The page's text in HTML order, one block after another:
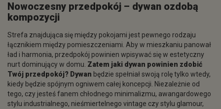
Nowoczesny przedpokój – dywan ozdobą
kompozycji
Strefa znajdująca się między pokojami jest pewnego rodzaju
łącznikiem między pomieszczeniami. Aby w mieszkaniu panował
ład i harmonia, przedpokój powinien wpisywać się w estetyczny
nurt dominujący w domu. Zatem jaki dywan powinien zdobić
Twój przedpokój? Dywan będzie spełniał swoją rolę tylko wtedy,
kiedy będzie spójnym ogniwem całej koncepcji. Niezależnie od
tego, czy jesteś fanem chłodnego minimalizmu, awangardowego
stylu industrialnego, nieśmiertelnego vintage czy stylu glamour,